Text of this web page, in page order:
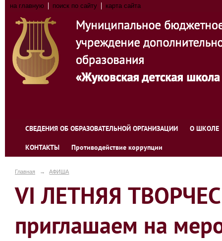
на главную поиск по сайту карта сайта
СВЕДЕНИЯ ОБ ОБРАЗОВАТЕЛЬНОЙ ОРГАНИЗАЦИИ О ШКОЛЕ
КОНТАКТЫ Противодействие коррупции
Главная → АФИША
VI ЛЕТНЯЯ
приглашаем на